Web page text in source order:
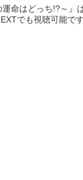
命はどっち!?～
でも視聴可能で